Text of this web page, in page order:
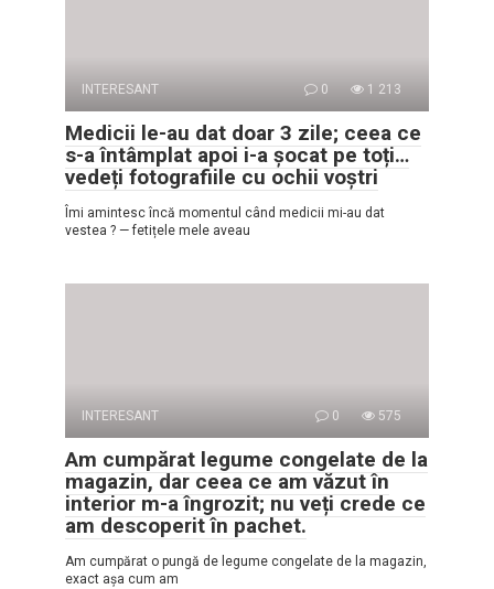
INTERESANT 0 1 213
Medicii le-au dat doar 3 zile; ceea ce
s-a întâmplat apoi i-a șocat pe toți…
vedeți fotografiile cu ochii voștri
Îmi amintesc încă momentul când medicii mi-au dat
vestea ? — fetițele mele aveau
INTERESANT 0 575
Am cumpărat legume congelate de la
magazin, dar ceea ce am văzut în
interior m-a îngrozit; nu veți crede ce
am descoperit în pachet.
Am cumpărat o pungă de legume congelate de la magazin,
exact așa cum am